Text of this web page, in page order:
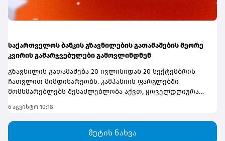
საქართველოს ბანკის გზავნილების გათამაშების მეორე
კვირის გამარჯვებულები გამოვლინდნენ
გზავნილის გათამაშება 20 ივლისიდან 20 სექტემბრის
ჩათვლით მიმდინარეობს. კამპანიის ფარგლებში
მომხმარებლებს შესაძლებლობა აქვთ, ყოველდღიურად
სუპერპრიზი - 10,000 ლარი მოიგონ.გათამაშებაში
მონაწილეობა შეუძლია საქართველოს ბანკის ყველა
სრულწლოვან მომხმარებელს, რომელიც საქართველოს
6 აგვისტო 10:18
მეტის ნახვა